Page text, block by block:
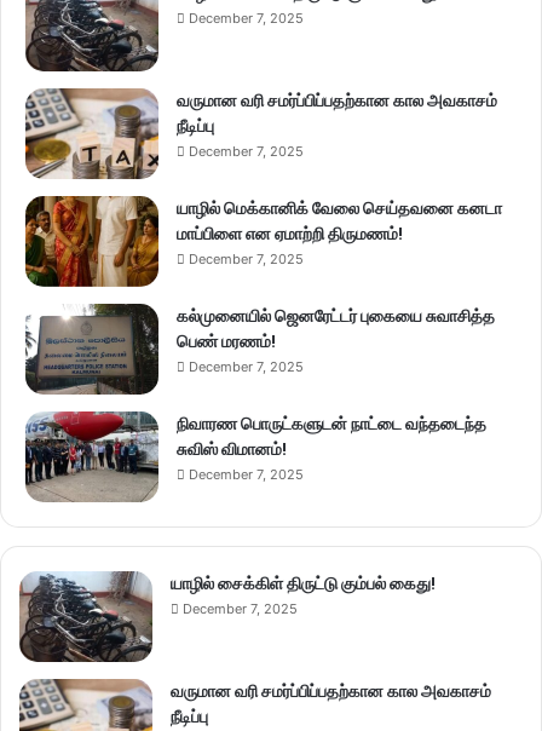
December 7, 2025
வருமான வரி சமர்ப்பிப்பதற்கான கால அவகாசம்
நீடிப்பு
December 7, 2025
யாழில் மெக்கானிக் வேலை செய்தவனை கனடா
மாப்பிளை என ஏமாற்றி திருமணம்!
December 7, 2025
கல்முனையில் ஜெனரேட்டர் புகையை சுவாசித்த
பெண் மரணம்!
December 7, 2025
நிவாரண பொருட்களுடன் நாட்டை வந்தடைந்த
சுவிஸ் விமானம்!
December 7, 2025
யாழில் சைக்கிள் திருட்டு கும்பல் கைது!
December 7, 2025
வருமான வரி சமர்ப்பிப்பதற்கான கால அவகாசம்
நீடிப்பு